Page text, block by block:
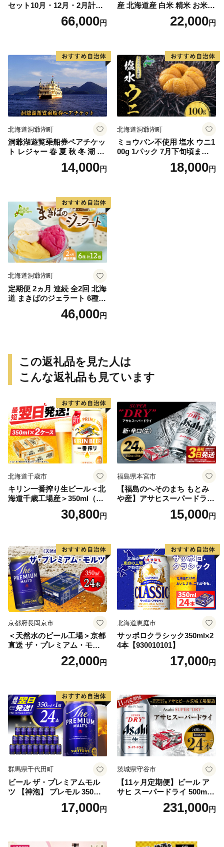
セット10月・12月・2月計3回
お届け定期便 野菜 ゆめぴり
か 北海道 洞爺湖町 秋の味覚
66,000円
産 北海道産 白米 精米 お米
コメ こめ ライス おにぎり ご
飯 国産 炊き立て 自炊 人気
22,000円
北海道洞爺湖町
洞爺湖遊覧乗船券ペアチケッ
ト レジャー 春 夏 秋 冬 湖 人
気 パワースポット 北海道 洞
爺湖町 入場券 優待券 ふるさ
ベル ご褒美 記念日 癒し ジオ
パーク
14,000円
北海道洞爺湖町
ミョウバン不使用 塩水 ウニ1
00g 1パック 7月下旬頃まで
お届け [水揚げ後 順次出荷]
キタムラサキウニ うに ウニ
18,000円
北海道洞爺湖町
定期便 2ヵ月 連続 全2回 北海
道 まきばのジェラート 6種
各2個 計12個 セット ジェラ
ート ミルク 赤しそ カムイミ
ト アイス 牛乳 送料無料
46,000円
この返礼品を見た人は
こんな返礼品も見ています
北海道千歳市
キリン一番搾り生ビール＜北
海道千歳工場産＞350ml（24
30,800円
福島県本宮市
【福島のへそのまち もとみ
や産】アサヒスーパードライ
350ml×24本 合計8.4L 1ケー
ス アルコール度数5% 缶ビー
口 送料無料 カメイ 本宮市
【07214-0206】
15,000円
京都府長岡京市
＜天然水のビール工場＞京都
直送 ザ・プレミアム・モル
ツ 350ml×24本 プレモル [149
22,000円
北海道恵庭市
サッポロクラシック350ml×2
4本【930010101】
17,000円
群馬県千代田町
ビール ザ・プレミアムモル
ツ 【神泡】 プレモル 350ml
× 24本 サントリー〈天然水の
ビール工場〉群馬※沖縄・離
17,000円
茨城県守谷市
【11ヶ月定期便】ビール ア
サヒ スーパードライ 500ml 2
4本 1ケース×11ヶ月 | アサヒ
ビール 究極の辛口 酒 お酒 ア
uper dry 11回 缶ビール 缶 ギ
231,000円